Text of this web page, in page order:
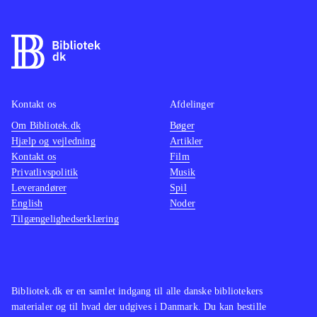
samtidig udrydde alle de væsener,
man møder undervejs. Det kan være
findes et overskueligt kort. Man har
forskellige våben og værktøj til sin
rådighed. Grafikken er detaljeret og
passende dyster, og
baggrundsmusikken understøtter den
intense sci-fi atmosfære
Der er ikke tidligere udkommet
Spillets opbygning minder om Ben
Bibliotek.dk er en samlet indgang til alle danske bibliotekers
materialer og til hvad der udgives i Danmark. Du kan bestille
Kontakt os
Om Bibliotek.dk
Hjælp og vejledning
Kontakt os
Privatlivspolitik
Leverandører
English
Tilgængelighedserklæring
Afdelinger
Bøger
Artikler
Film
Musik
Spil
Noder